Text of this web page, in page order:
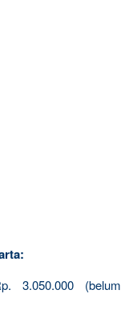
3.050.000 (belum